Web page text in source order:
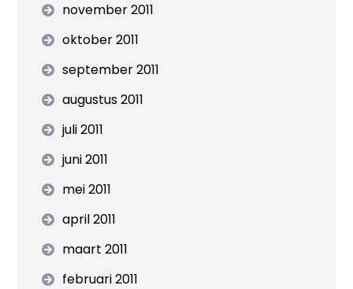
november 2011
oktober 2011
september 2011
augustus 2011
juli 2011
juni 2011
mei 2011
april 2011
maart 2011
februari 2011